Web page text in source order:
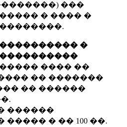
���
� ���� �
�
���� ��
�� �������
�� ������
������
����� � �� 100 ��.